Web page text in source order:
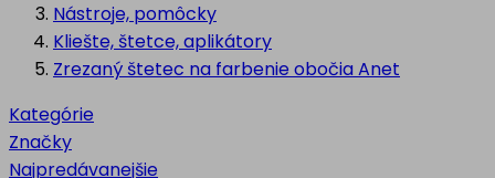
Nástroje, pomôcky
Kliešte, štetce, aplikátory
Zrezaný štetec na farbenie obočia Anet
Kategórie
Značky
Najpredávanejšie